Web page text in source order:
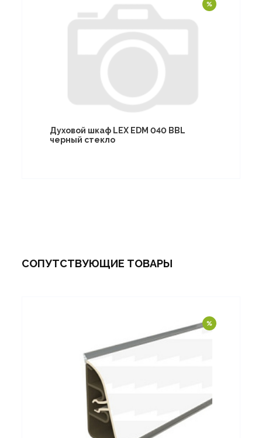
Духовой шкаф LEX EDM 040 BBL
черный стекло
СОПУТСТВУЮЩИЕ ТОВАРЫ